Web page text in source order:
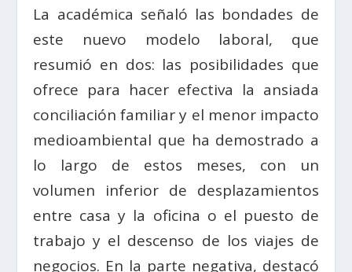
La académica señaló las bondades de
este nuevo modelo laboral, que
resumió en dos: las posibilidades que
ofrece para hacer efectiva la ansiada
conciliación familiar y el menor impacto
medioambiental que ha demostrado a
lo largo de estos meses, con un
volumen inferior de desplazamientos
entre casa y la oficina o el puesto de
trabajo y el descenso de los viajes de
negocios. En la parte negativa, destacó